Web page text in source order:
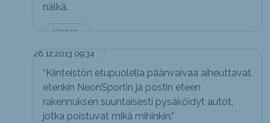
Hienoa.
nälkä.
26.12.2013 09:34
“Kiinteistön etupuolella päänvaivaa aiheuttavat
etenkin NeonSportin ja postin eteen
rakennuksen suuntaisesti pysäköidyt autot,
jotka poistuvat mikä mihinkin.”